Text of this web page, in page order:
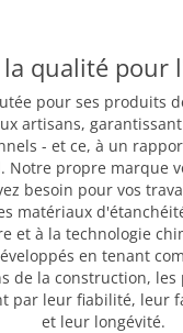
la qualité pour
pour ses produits
artisans,
- et ce, à un
Notre propre marque
besoin pour vos
matériaux
et à la technologie
en tenant
de la construction, les
par leur fiabilité, leur
et leur longévité.